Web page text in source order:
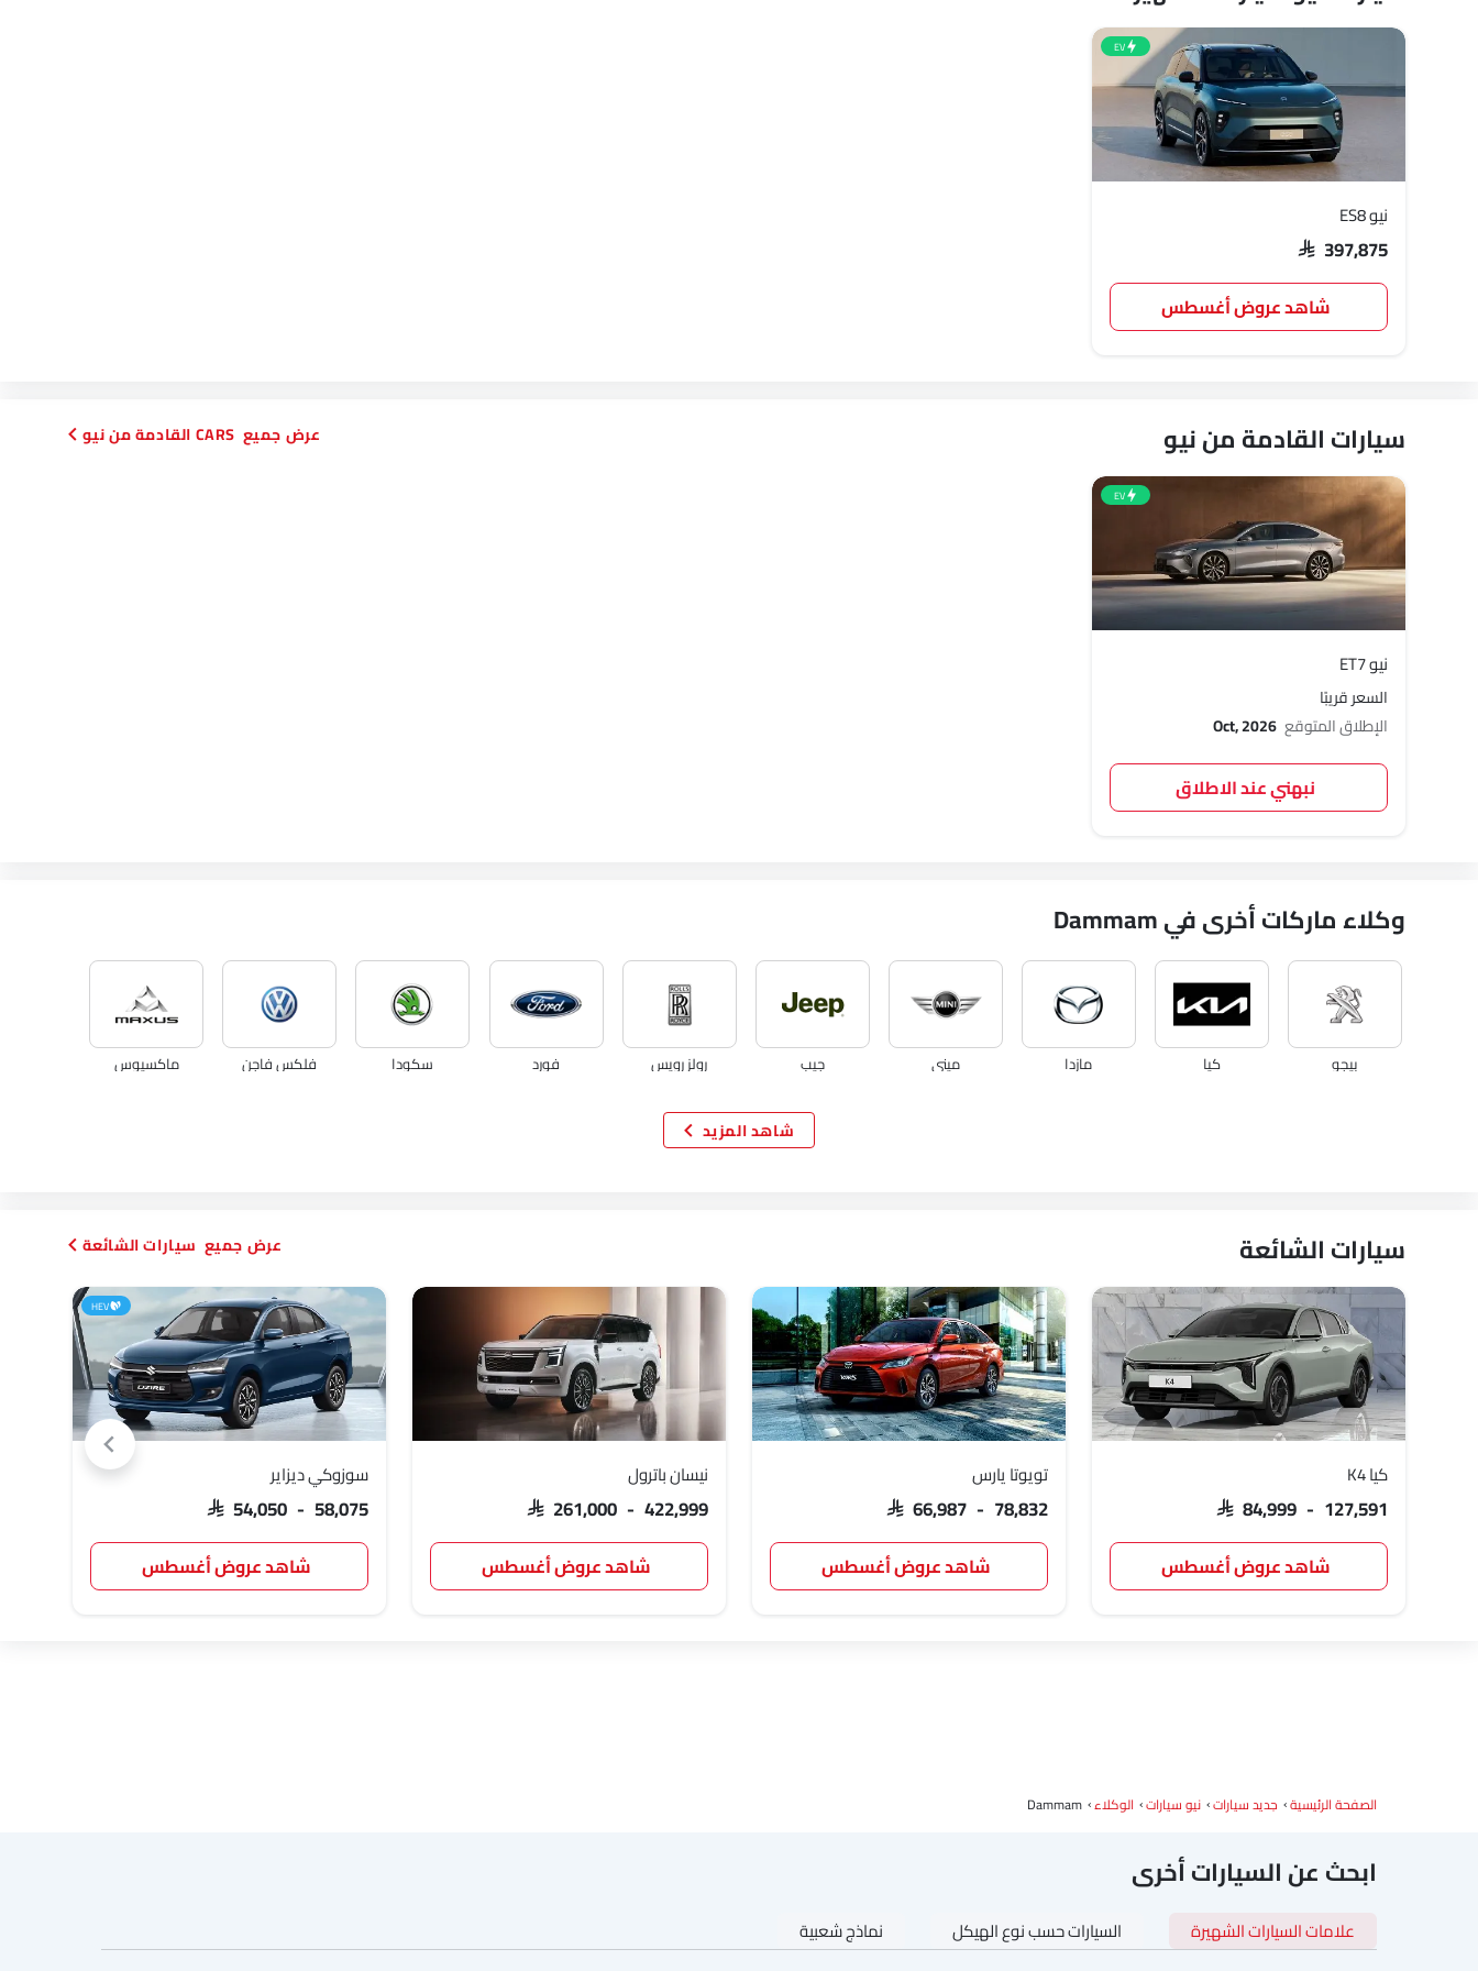
EV
نيو ES8
SAR 397,875
شاهد عروض أغسطس
سيارات القادمة من نيو
EV
نيو ET7
السعر قريبًا
الإطلاق المتوقع Oct, 2026
نبهني عند الاطلاق
CARS القادمة من نيو
وكلاء ماركات أخرى في Dammam
بيجو كيا مازدا ميني جيب رولز رويس فورد سكودا فلكس فاجن ماكسيوس
شاهد المزيد
سيارات الشائعة
كيا K4
SAR 84,999 - 127,591
شاهد عروض أغسطس
تويوتا يارس
SAR 66,987 - 78,832
شاهد عروض أغسطس
نيسان باترول
SAR 261,000 - 422,999
شاهد عروض أغسطس
HEV
سوزوكي ديزاير
SAR 54,050 - 58,075
شاهد عروض أغسطس
سيارات الشائعة
الصفحة الرئيسية جديد سيارات نيو سيارات الوكلاء Dammam
ابحث عن السيارات أخرى
علامات السيارات الشهيرة السيارات حسب نوع الهيكل نماذج شعبية